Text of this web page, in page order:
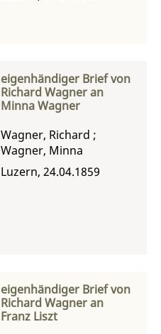
eigenhändiger Brief von
Richard Wagner an
Minna Wagner
Wagner, Richard ;
Wagner, Minna
Luzern, 24.04.1859
eigenhändiger Brief von
Richard Wagner an
Franz Liszt